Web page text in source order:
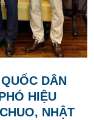
DÂN
HIỆU
NHẬT